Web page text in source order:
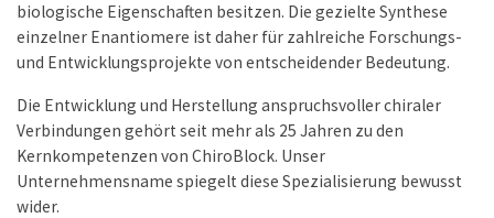
biologische Eigenschaften besitzen. Die gezielte Synthese
einzelner Enantiomere ist daher für zahlreiche Forschungs-
und Entwicklungsprojekte von entscheidender Bedeutung.
Die Entwicklung und Herstellung anspruchsvoller chiraler
Verbindungen gehört seit mehr als 25 Jahren zu den
Kernkompetenzen von ChiroBlock. Unser
Unternehmensname spiegelt diese Spezialisierung bewusst
wider.